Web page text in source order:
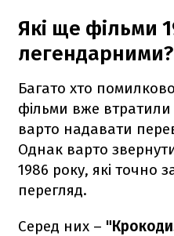
Які ще фільми
легендарними?
Багато хто
фільми вже втратили
варто надавати
Однак варто
1986 року, які точно
перегляд.
Серед них –